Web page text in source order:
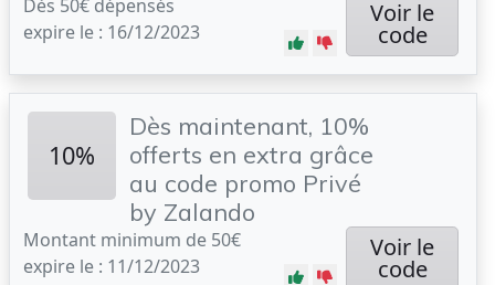
Dès 50€ dépensés
expire le : 16/12/2023
Voir le
code
10%
Dès maintenant, 10%
offerts en extra grâce
au code promo Privé
by Zalando
Montant minimum de 50€
expire le : 11/12/2023
Voir le
code